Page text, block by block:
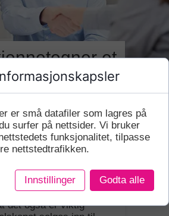
: Ingen skjulte
Du velger hvilke
ønsker levert, og vi
fast pris for oppdraget.
branding:Mange
det også er viktig
et
med
om
er små datafiler som lagres på
surfer på nettsider. Vi bruker
funksjonalitet, tilpasse
nettstedtrafikken.
Innstillinger Godta alle